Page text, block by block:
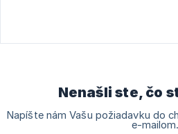
Nenašli ste, čo
Napíšte nám Vašu požiadavku do
e-mailom.